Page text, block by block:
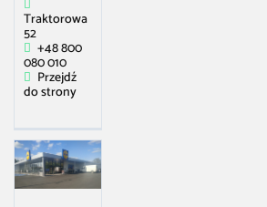
Traktorowa
52
+48 800
080 010
Przejdź
do strony